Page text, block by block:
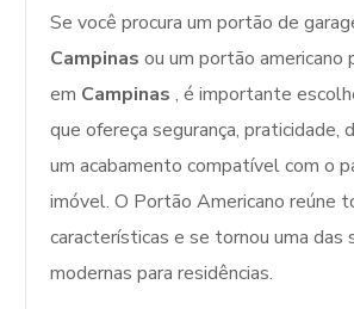
Se você procura um portão de
Campinas ou um portão americano
em Campinas , é importante
que ofereça segurança, praticidade,
um acabamento compatível com o
imóvel. O Portão Americano reúne
características e se tornou uma das
modernas para residências.